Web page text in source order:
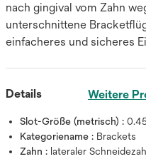
nach gingival vom Zahn
unterschnittene
einfacheres und sicheres
Details Weitere
Slot-Größe (metrisch) :
Kategoriename : Brackets
Zahn : lateraler